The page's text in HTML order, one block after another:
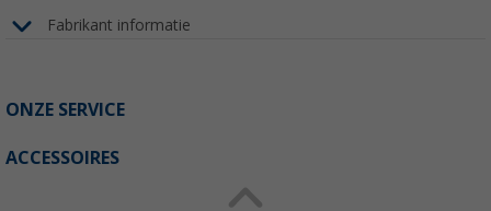
Fabrikant informatie
ONZE SERVICE
ACCESSOIRES